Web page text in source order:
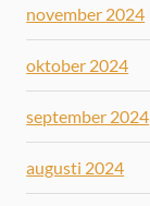
november 2024
oktober 2024
september 2024
augusti 2024